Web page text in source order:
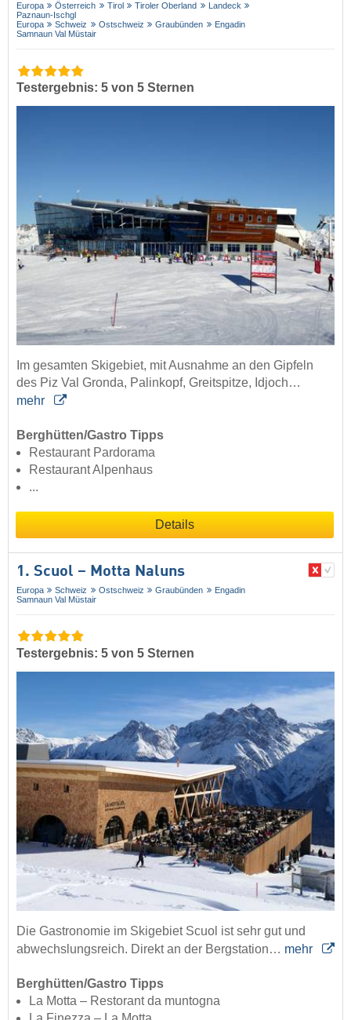
Europa Österreich Tirol Tiroler Oberland
Landeck
Paznaun-Ischgl
Europa
Schweiz Ostschweiz Graubünden
Engadin
Samnaun Val Müstair
Testergebnis: 5 von 5 Sternen
Im gesamten Skigebiet, mit Ausnahme an den Gipfeln
des Piz Val Gronda, Palinkopf, Greitspitze, Idjoch…
mehr
Berghütten/Gastro Tipps
Restaurant Pardorama
Restaurant Alpenhaus
...
Details
1. Scuol – Motta Naluns
Europa Schweiz Ostschweiz Graubünden
Engadin
Samnaun Val Müstair
Testergebnis: 5 von 5 Sternen
Die Gastronomie im Skigebiet Scuol ist sehr gut und
abwechslungsreich. Direkt an der Bergstation… mehr
Berghütten/Gastro Tipps
La Motta – Restorant da muntogna